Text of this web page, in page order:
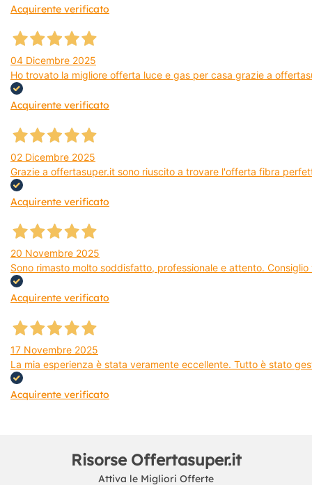
Acquirente verificato
04 Dicembre 2025
Ho trovato la migliore offerta luce e gas per casa grazie a
Acquirente verificato
02 Dicembre 2025
Grazie a offertasuper.it sono riuscito a trovare l'offerta fibra
Acquirente verificato
20 Novembre 2025
Sono rimasto molto soddisfatto, professionale e attento.
Acquirente verificato
17 Novembre 2025
La mia esperienza è stata veramente eccellente. Tutto è stato
Acquirente verificato
Risorse Offertasuper.it
Attiva le Migliori Offerte